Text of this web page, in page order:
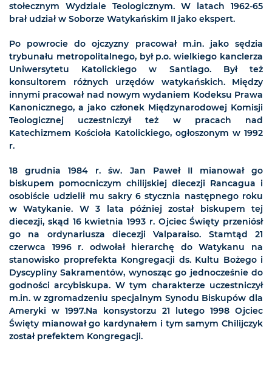
stołecznym Wydziale Teologicznym. W latach 1962-65
brał udział w Soborze Watykańskim II jako ekspert.
Po powrocie do ojczyzny pracował m.in. jako sędzia
trybunału metropolitalnego, był p.o. wielkiego kanclerza
Uniwersytetu Katolickiego w Santiago. Był też
konsultorem różnych urzędów watykańskich. Między
innymi pracował nad nowym wydaniem Kodeksu Prawa
Kanonicznego, a jako członek Międzynarodowej Komisji
Teologicznej uczestniczył też w pracach nad
Katechizmem Kościoła Katolickiego, ogłoszonym w 1992
r.
18 grudnia 1984 r. św. Jan Paweł II mianował go
biskupem pomocniczym chilijskiej diecezji Rancagua i
osobiście udzielił mu sakry 6 stycznia następnego roku
w Watykanie. W 3 lata później został biskupem tej
diecezji, skąd 16 kwietnia 1993 r. Ojciec Święty przeniósł
go na ordynariusza diecezji Valparaiso. Stamtąd 21
czerwca 1996 r. odwołał hierarchę do Watykanu na
stanowisko proprefekta Kongregacji ds. Kultu Bożego i
Dyscypliny Sakramentów, wynosząc go jednocześnie do
godności arcybiskupa. W tym charakterze uczestniczył
m.in. w zgromadzeniu specjalnym Synodu Biskupów dla
Ameryki w 1997.Na konsystorzu 21 lutego 1998 Ojciec
Święty mianował go kardynałem i tym samym Chilijczyk
został prefektem Kongregacji.